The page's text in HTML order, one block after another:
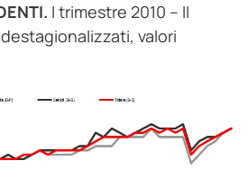
I trimestre 2010 – II
valori